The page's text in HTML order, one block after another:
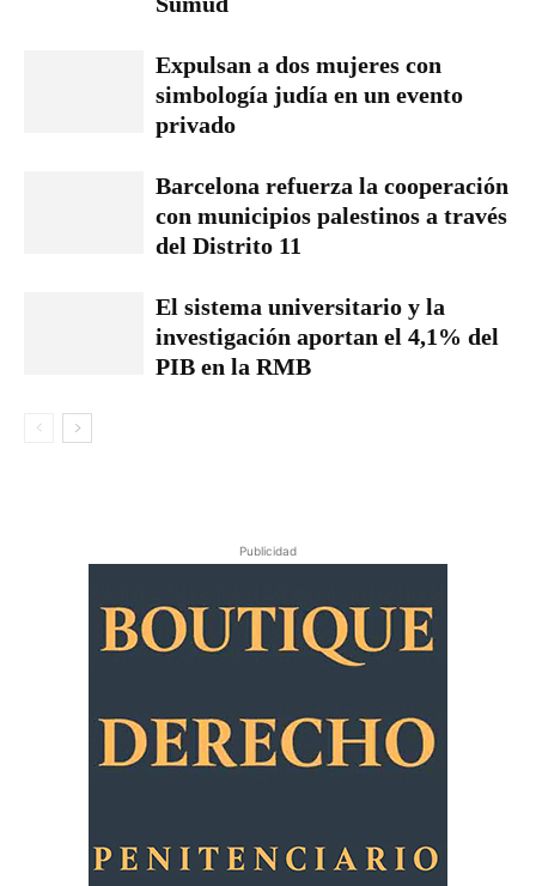
Expulsan a dos mujeres con
simbología judía en un evento
privado
Barcelona refuerza la cooperación
con municipios palestinos a través
del Distrito 11
El sistema universitario y la
investigación aportan el 4,1% del
PIB en la RMB
Publicidad